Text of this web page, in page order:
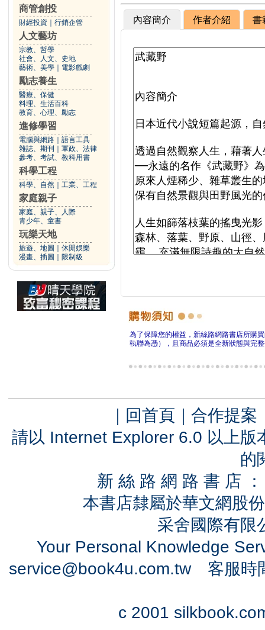
商管創投
財經投資 行銷企管
人文藝坊
宗教、哲學
社會、人文、史地
藝術、美學
電影戲劇
勵志養生
醫療、保健
料理、生活百科
教育、心理、勵志
進修學習
電腦與網路
語言工具
雜誌、期刊
軍政、法律
參考、考試、教科用書
科學工程
科學、自然 工業、工程
家庭親子
家庭、親子、人際
青少年、童書
玩樂天地
旅遊、地圖
休閒娛樂
漫畫、插圖
限制級
內容簡介 作者介紹 書
為了保障您的權益，新絲路網路書店所購
執聯為憑），且商品必須是全新狀態與完
｜ 回首頁 ｜ 合作提案
請以 Internet Explorer 6.0 以上
的
新 絲 路 網 路 書 店
本書店隸屬於華文網股
采舍國際有
Your Personal Knowledge
service@book4u.com.tw客服時
c 2001